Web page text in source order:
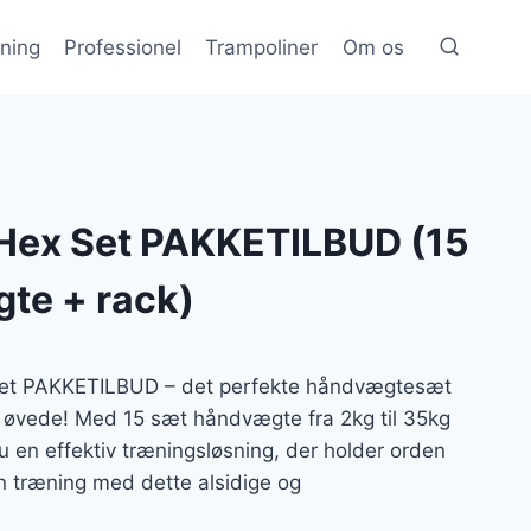
Professionel Trampoliner Om os
Set PAKKETILBUD (15
+ rack)
PAKKETILBUD – det perfekte håndvægtesæt
Med 15 sæt håndvægte fra 2kg til 35kg
en effektiv træningsløsning, der holder orden
træning med dette alsidige og